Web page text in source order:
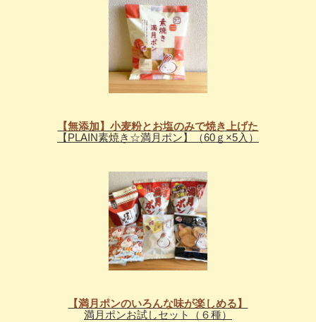
【無添加】小麦粉とお塩のみで焼き上げた
【PLAIN素焼き☆満月ポン】（60ｇ×5入）
【満月ポンのいろんな味が楽しめる】
満月ポンお試しセット（６種）